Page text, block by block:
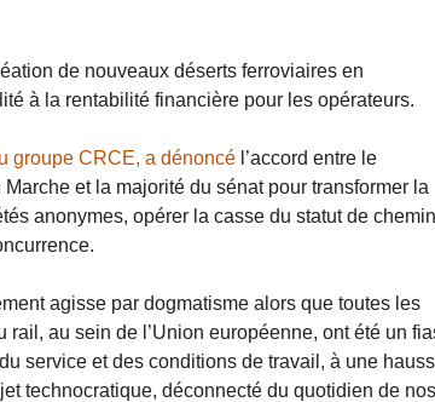
de nouveaux déserts ferroviaires en
à la rentabilité financière pour les opérateurs.
groupe CRCE, a dénoncé l’accord entre le
et la majorité du sénat pour transformer la
anonymes, opérer la casse du statut de
agisse par dogmatisme alors que toutes les
au sein de l’Union européenne, ont été un
service et des conditions de travail, à une
technocratique, déconnecté du quotidien de nos